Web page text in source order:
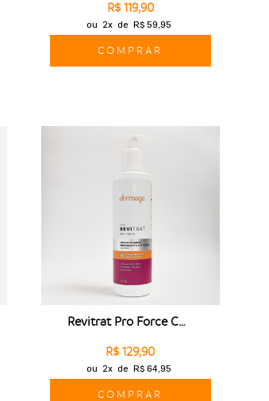
R$ 119,90
ou 2x de R$ 59,95
COMPRAR
Revitrat Pro Force Condicionador
R$ 129,90
ou 2x de R$ 64,95
COMPRAR